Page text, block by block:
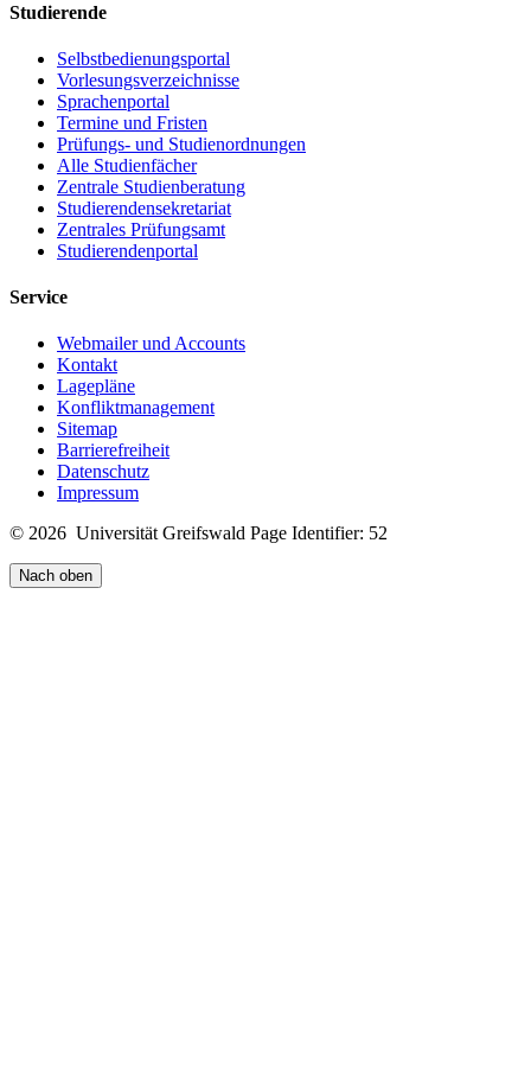
Studierende
Selbstbedienungsportal
Vorlesungsverzeichnisse
Sprachenportal
Termine und Fristen
Prüfungs- und Studienordnungen
Alle Studienfächer
Zentrale Studienberatung
Studierendensekretariat
Zentrales Prüfungsamt
Studierendenportal
Service
Webmailer und Accounts
Kontakt
Lagepläne
Konfliktmanagement
Sitemap
Barrierefreiheit
Datenschutz
Impressum
© 2026 Universität Greifswald Page Identifier: 52
Nach oben